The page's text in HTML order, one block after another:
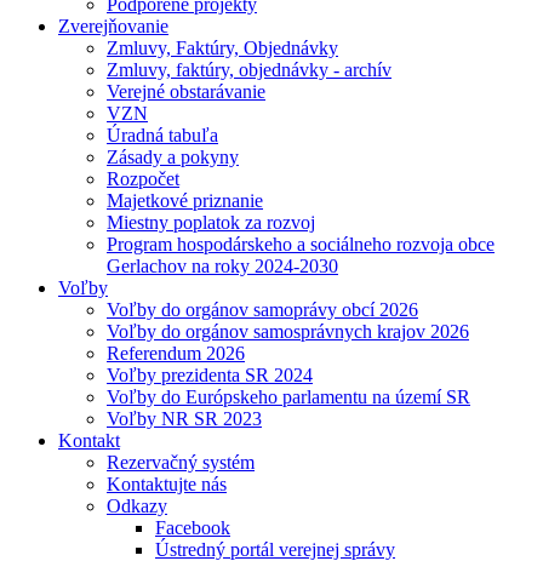
Podporené projekty
Zverejňovanie
Zmluvy, Faktúry, Objednávky
Zmluvy, faktúry, objednávky - archív
Verejné obstarávanie
VZN
Úradná tabuľa
Zásady a pokyny
Rozpočet
Majetkové priznanie
Miestny poplatok za rozvoj
Program hospodárskeho a sociálneho rozvoja obce
Gerlachov na roky 2024-2030
Voľby
Voľby do orgánov samoprávy obcí 2026
Voľby do orgánov samosprávnych krajov 2026
Referendum 2026
Voľby prezidenta SR 2024
Voľby do Európskeho parlamentu na území SR
Voľby NR SR 2023
Kontakt
Rezervačný systém
Kontaktujte nás
Odkazy
Facebook
Ústredný portál verejnej správy